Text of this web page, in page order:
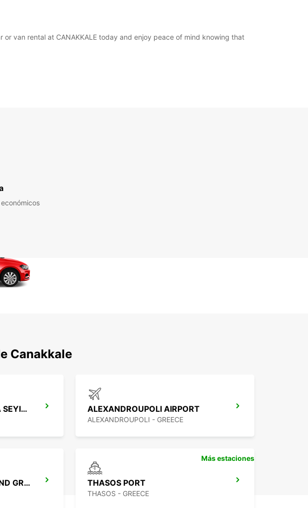
van rental at CANAKKALE today and enjoy peace of mind knowing that
Canakkale
BALIKESIR EDREMIT KOCA SEYIT APT ALEXANDROUPOLI AIRPORT
ALEXANDROUPOLI - GREECE
LESVOS AIRPORT MEET AND GREET THASOS PORT
THASOS - GREECE
Más estaciones